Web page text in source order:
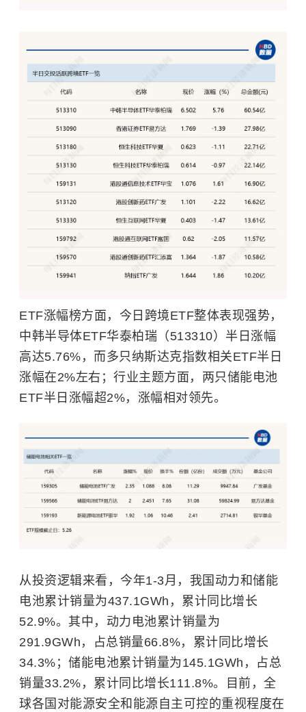
ETF涨幅榜方面，今日跨境ETF整体表现强势，
中韩半导体ETF华泰柏瑞（513310）半日涨幅
高达5.76%，而多只纳斯达克指数相关ETF半日
涨幅在2%左右；行业主题方面，两只储能电池
ETF半日涨幅超2%，涨幅相对领先。
从投资逻辑来看，今年1-3月，我国动力和储能
电池累计销量为437.1GWh，累计同比增长
52.9%。其中，动力电池累计销量为
291.9GWh，占总销量66.8%，累计同比增长
34.3%；储能电池累计销量为145.1GWh，占总
销量33.2%，累计同比增长111.8%。目前，全
球各国对能源安全和能源自主可控的重视程度在